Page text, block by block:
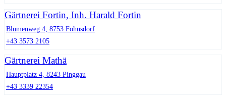
Gärtnerei Fortin, Inh. Harald Fortin
Blumenweg 4, 8753 Fohnsdorf
+43 3573 2105
Gärtnerei Mathä
Hauptplatz 4, 8243 Pinggau
+43 3339 22354